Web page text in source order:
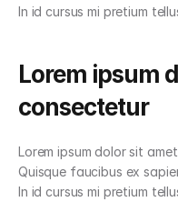
In id cursus mi pretium
Lorem ipsum
consectetur
Lorem ipsum dolor sit
Quisque faucibus ex
In id cursus mi pretium